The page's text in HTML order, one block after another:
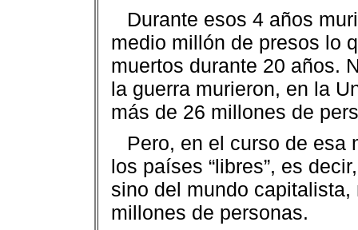
Durante esos 4 años
medio millón de presos lo
muertos durante 20 años.
la guerra murieron, en la
más de 26 millones de
Pero, en el curso de esa
los países “libres”, es
sino del mundo
millones de personas.